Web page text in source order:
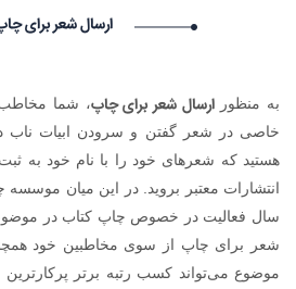
۱۴۰۵/۵/۱۵
۱۴۰۵/۵/۱۵
ارسال شعر برای
به منظورارسال شعر برای چاپ، شما
خاصی در شعر گفتن و سرودن ابیات ناب
هستید که شعرهای خود را با نام خود به
انتشارات معتبر بروید. در این میان
سال فعالیت در خصوص چاپ کتاب در
شعر برای چاپ از سوی مخاطبین خود